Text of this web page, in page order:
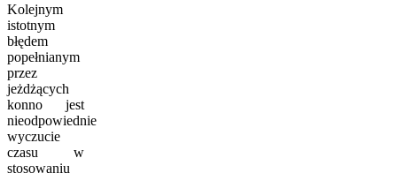
Kolejnym
istotnym
błędem
popełnianym
przez
jeżdżących
konno jest
nieodpowiednie
wyczucie
czasu w
stosowaniu